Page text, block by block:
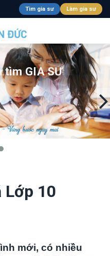
Tìm gia sư Làm gia sư
ngũ gia sư
Lớp 10
mới, có nhiều